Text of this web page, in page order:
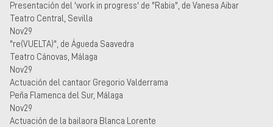
Presentación del 'work in progress' de "Rabia", de Vanesa Aibar
Teatro Central, Sevilla
Nov29
"re(VUELTA)", de Águeda Saavedra
Teatro Cánovas, Málaga
Nov29
Actuación del cantaor Gregorio Valderrama
Peña Flamenca del Sur, Málaga
Nov29
Actuación de la bailaora Blanca Lorente